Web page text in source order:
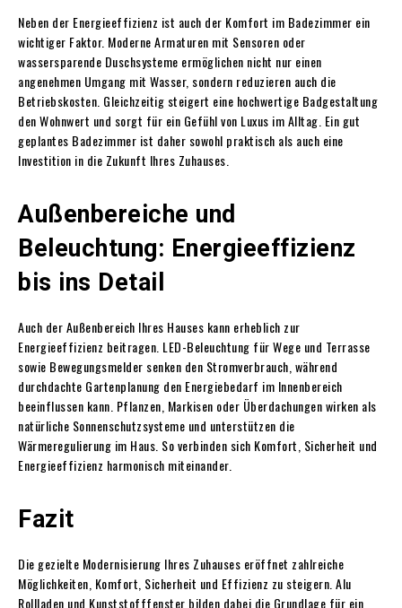
Neben der Energieeffizienz ist auch der Komfort im Badezimmer ein
wichtiger Faktor. Moderne Armaturen mit Sensoren oder
wassersparende Duschsysteme ermöglichen nicht nur einen
angenehmen Umgang mit Wasser, sondern reduzieren auch die
Betriebskosten. Gleichzeitig steigert eine hochwertige Badgestaltung
den Wohnwert und sorgt für ein Gefühl von Luxus im Alltag. Ein gut
geplantes Badezimmer ist daher sowohl praktisch als auch eine
Investition in die Zukunft Ihres Zuhauses.
Außenbereiche und
Beleuchtung: Energieeffizienz
bis ins Detail
Auch der Außenbereich Ihres Hauses kann erheblich zur
Energieeffizienz beitragen. LED-Beleuchtung für Wege und Terrasse
sowie Bewegungsmelder senken den Stromverbrauch, während
durchdachte Gartenplanung den Energiebedarf im Innenbereich
beeinflussen kann. Pflanzen, Markisen oder Überdachungen wirken als
natürliche Sonnenschutzsysteme und unterstützen die
Wärmeregulierung im Haus. So verbinden sich Komfort, Sicherheit und
Energieeffizienz harmonisch miteinander.
Fazit
Die gezielte Modernisierung Ihres Zuhauses eröffnet zahlreiche
Möglichkeiten, Komfort, Sicherheit und Effizienz zu steigern. Alu
Rollladen und Kunststofffenster bilden dabei die Grundlage für ein